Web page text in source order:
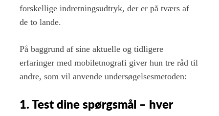
forskellige indretningsudtryk, der er på tværs af
de to lande.
På baggrund af sine aktuelle og tidligere
erfaringer med mobiletnografi giver hun tre råd til
andre, som vil anvende undersøgelsesmetoden:
1. Test dine spørgsmål – hver